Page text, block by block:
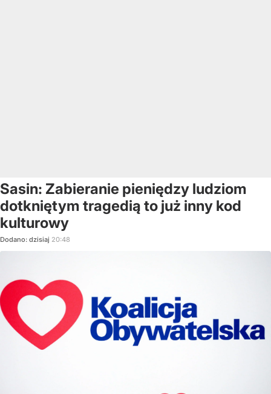
Sasin: Zabieranie pieniędzy ludziom
dotkniętym tragedią to już inny kod
kulturowy
Dodano: dzisiaj 20:48